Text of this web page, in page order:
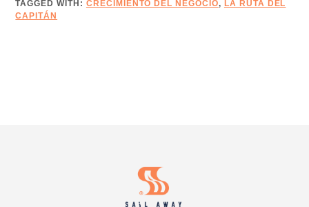
EDICIÓN
TAGGED WITH: CRECIMIENTO DEL NEGOCIO, LA RUTA DEL
CAPITÁN